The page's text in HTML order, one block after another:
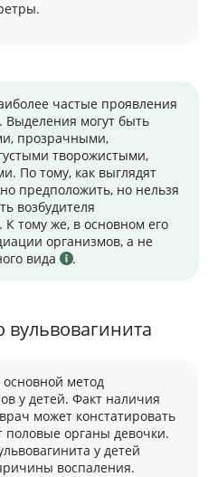
частые проявления
Выделения могут быть
прозрачными,
творожистыми,
По тому, как выглядят
предположить, но нельзя
возбудителя
К тому же, в основном его
организмов, а не
вида
.
вульвовагинита
метод
у детей. Факт наличия
может констатировать
половые органы девочки.
у детей
воспаления.